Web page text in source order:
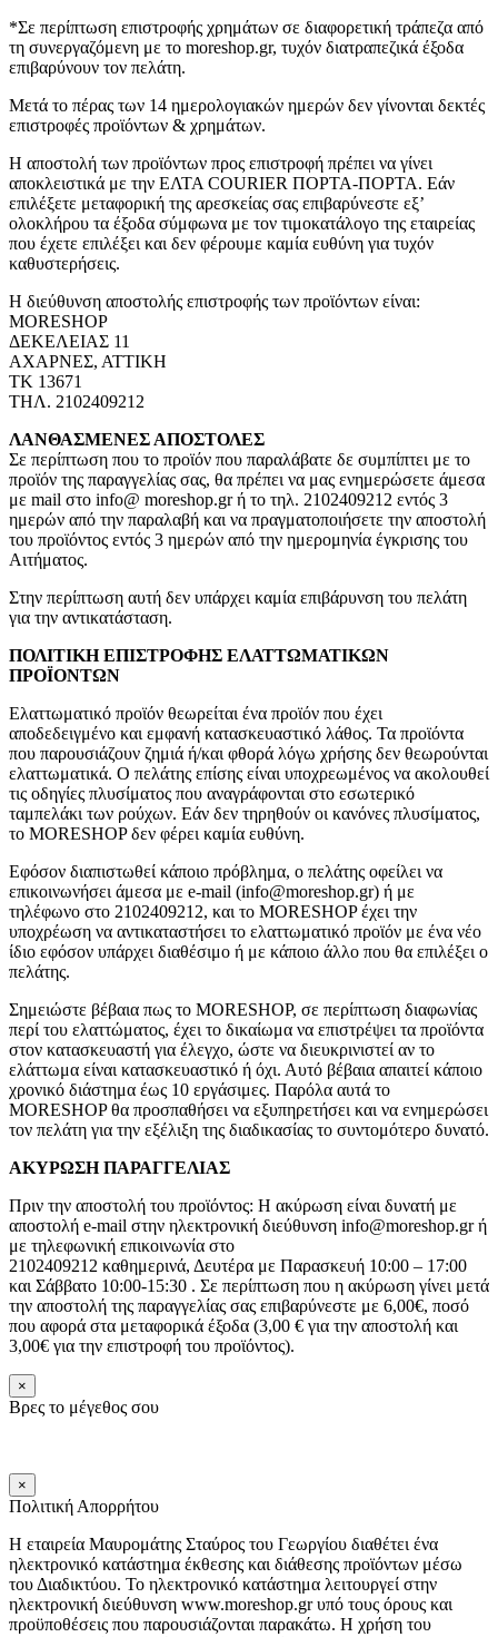
*Σε περίπτωση επιστροφής χρημάτων σε διαφορετική τράπεζα από
τη συνεργαζόμενη με το moreshop.gr, τυχόν διατραπεζικά έξοδα
επιβαρύνουν τον πελάτη.
Μετά το πέρας των 14 ημερολογιακών ημερών δεν γίνονται δεκτές
επιστροφές προϊόντων & χρημάτων.
Η αποστολή των προϊόντων προς επιστροφή πρέπει να γίνει
αποκλειστικά με την ΕΛΤΑ COURIER ΠΟΡΤΑ-ΠΟΡΤΑ. Εάν
επιλέξετε μεταφορική της αρεσκείας σας επιβαρύνεστε εξ’
ολοκλήρου τα έξοδα σύμφωνα με τον τιμοκατάλογο της εταιρείας
που έχετε επιλέξει και δεν φέρουμε καμία ευθύνη για τυχόν
καθυστερήσεις.
Η διεύθυνση αποστολής επιστροφής των προϊόντων είναι:
MORESHOP
ΔΕΚΕΛΕΙΑΣ 11
ΑΧΑΡΝΕΣ, ΑΤΤΙΚΗ
ΤΚ 13671
ΤΗΛ. 2102409212
ΛΑΝΘΑΣΜΕΝΕΣ ΑΠΟΣΤΟΛΕΣ
Σε περίπτωση που το προϊόν που παραλάβατε δε συμπίπτει με το
προϊόν της παραγγελίας σας, θα πρέπει να μας ενημερώσετε άμεσα
με mail στο info@ moreshop.gr ή το τηλ. 2102409212 εντός 3
ημερών από την παραλαβή και να πραγματοποιήσετε την αποστολή
του προϊόντος εντός 3 ημερών από την ημερομηνία έγκρισης του
Αιτήματος.
Στην περίπτωση αυτή δεν υπάρχει καμία επιβάρυνση του πελάτη
για την αντικατάσταση.
ΠΟΛΙΤΙΚΗ ΕΠΙΣΤΡΟΦΗΣ ΕΛΑΤΤΩΜΑΤΙΚΩΝ
ΠΡΟΪΟΝΤΩΝ
Ελαττωματικό προϊόν θεωρείται ένα προϊόν που έχει
αποδεδειγμένο και εμφανή κατασκευαστικό λάθος. Τα προϊόντα
που παρουσιάζουν ζημιά ή/και φθορά λόγω χρήσης δεν θεωρούνται
ελαττωματικά. Ο πελάτης επίσης είναι υποχρεωμένος να ακολουθεί
τις οδηγίες πλυσίματος που αναγράφονται στο εσωτερικό
ταμπελάκι των ρούχων. Εάν δεν τηρηθούν οι κανόνες πλυσίματος,
το MORESHOP δεν φέρει καμία ευθύνη.
Εφόσον διαπιστωθεί κάποιο πρόβλημα, ο πελάτης οφείλει να
επικοινωνήσει άμεσα με e-mail (info@moreshop.gr) ή με
τηλέφωνο στο 2102409212, και το MORESHOP έχει την
υποχρέωση να αντικαταστήσει το ελαττωματικό προϊόν με ένα νέο
ίδιο εφόσον υπάρχει διαθέσιμο ή με κάποιο άλλο που θα επιλέξει ο
πελάτης.
Σημειώστε βέβαια πως το MORESHOP, σε περίπτωση διαφωνίας
περί του ελαττώματος, έχει το δικαίωμα να επιστρέψει τα προϊόντα
στον κατασκευαστή για έλεγχο, ώστε να διευκρινιστεί αν το
ελάττωμα είναι κατασκευαστικό ή όχι. Αυτό βέβαια απαιτεί κάποιο
χρονικό διάστημα έως 10 εργάσιμες. Παρόλα αυτά το
MORESHOP θα προσπαθήσει να εξυπηρετήσει και να ενημερώσει
τον πελάτη για την εξέλιξη της διαδικασίας το συντομότερο δυνατό.
ΑΚΥΡΩΣΗ ΠΑΡΑΓΓΕΛΙΑΣ
Πριν την αποστολή του προϊόντος: Η ακύρωση είναι δυνατή με
αποστολή e-mail στην ηλεκτρονική διεύθυνση info@moreshop.gr ή
με τηλεφωνική επικοινωνία στο
2102409212 καθημερινά, Δευτέρα με Παρασκευή 10:00 – 17:00
και Σάββατο 10:00-15:30 . Σε περίπτωση που η ακύρωση γίνει μετά
την αποστολή της παραγγελίας σας επιβαρύνεστε με 6,00€, ποσό
που αφορά στα μεταφορικά έξοδα (3,00 € για την αποστολή και
3,00€ για την επιστροφή του προϊόντος).
×
Βρες το μέγεθος σου
×
Πολιτική Απορρήτου
Η εταιρεία Μαυρομάτης Σταύρος του Γεωργίου διαθέτει ένα
ηλεκτρονικό κατάστημα έκθεσης και διάθεσης προϊόντων μέσω
του Διαδικτύου. Το ηλεκτρονικό κατάστημα λειτουργεί στην
ηλεκτρονική διεύθυνση www.moreshop.gr υπό τους όρους και
προϋποθέσεις που παρουσιάζονται παρακάτω. Η χρήση του